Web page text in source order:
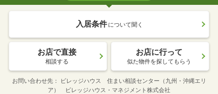
入居条件 について聞く
お店で直接
相談する
お店に行って
似た物件を探してもらう
お問い合わせ先
ビレッジハウス 住まい相談センター（九州・沖縄エリ
ア） ビレッジハウス・マネジメント株式会社